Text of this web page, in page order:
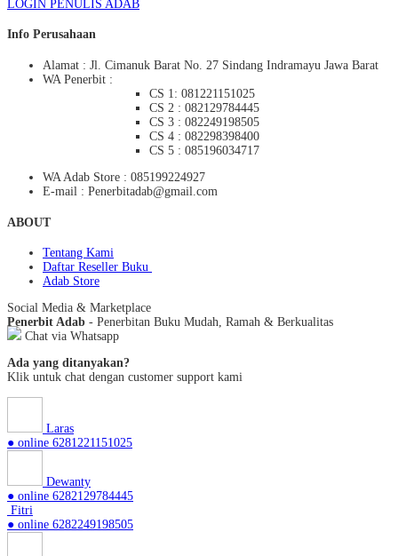
LOGIN PENULIS ADAB
Info Perusahaan
Alamat : Jl. Cimanuk Barat No. 27 Sindang Indramayu Jawa Barat
WA Penerbit :
CS 1: 081221151025
CS 2 : 082129784445
CS 3 : 082249198505
CS 4 : 082298398400
CS 5 : 085196034717
WA Adab Store : 085199224927
E-mail : Penerbitadab@gmail.com
ABOUT
Tentang Kami
Daftar Reseller Buku
Adab Store
Social Media & Marketplace
Penerbit Adab - Penerbitan Buku Mudah, Ramah & Berkualitas
Chat via Whatsapp
Ada yang ditanyakan?
Klik untuk chat dengan customer support kami
Laras
● online 6281221151025
Dewanty
● online 6282129784445
Fitri
● online 6282249198505